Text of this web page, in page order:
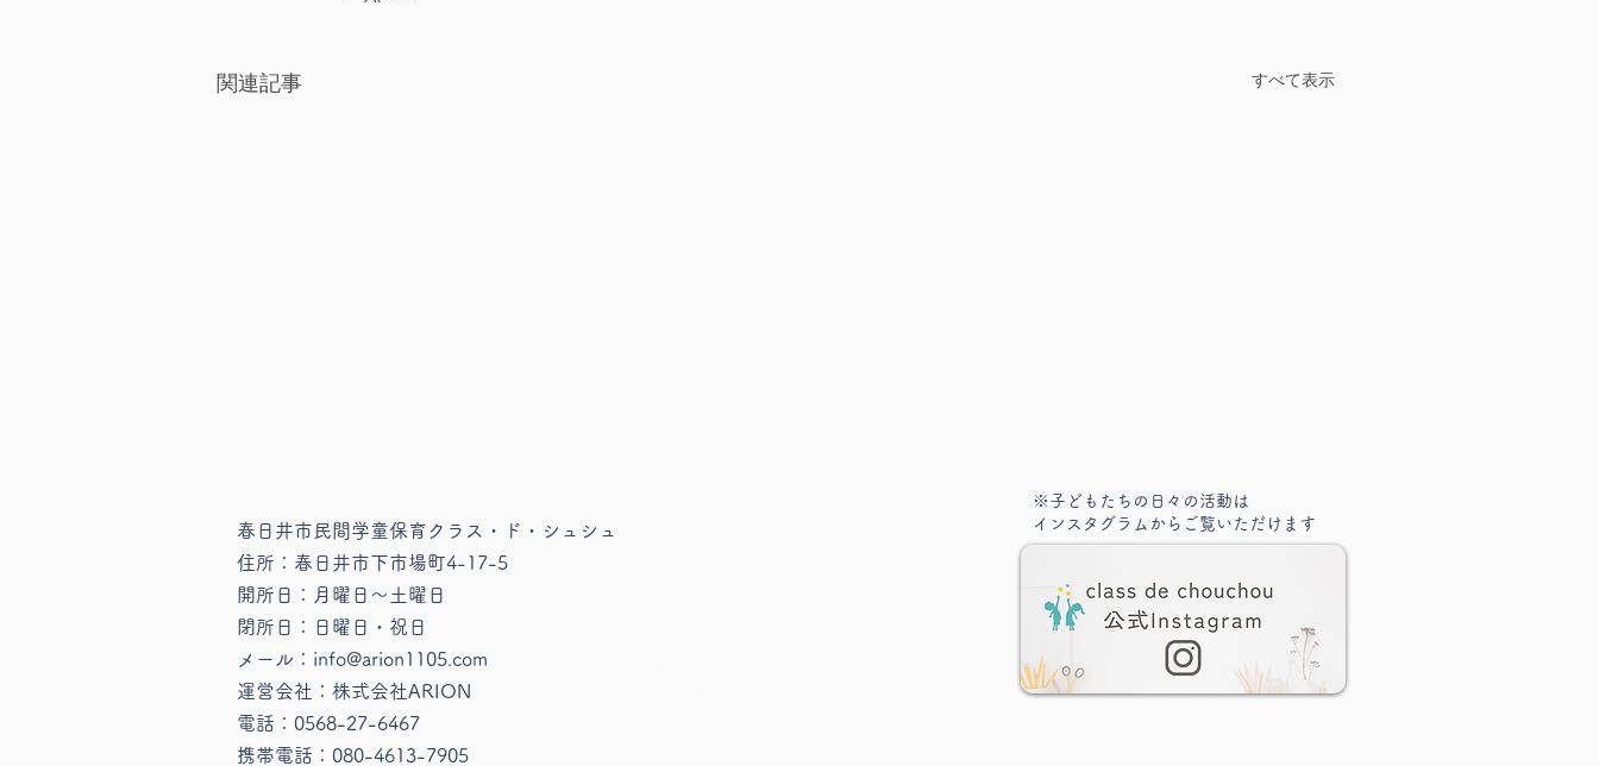
関連記事 すべて表示
新メンバー紹介
秋といえば
春日井市民間学童保育クラス・ド・シュシュ
住所：春日井市下市場町4-17-5
開所日：月曜日〜土曜日
​閉所日：日曜日・祝日
メール：info@arion1105.com
運営会社：株式会社ARION
電話： 0568-27-6467
​携帯電話： 080-4613-7905
※子どもたちの日々の活動は
インスタグラムからご覧いただけます